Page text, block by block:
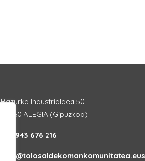
Bazurka Industrialdea 50
20260 ALEGIA (Gipuzkoa)
943 676 216
info@tolosaldekomankomunitatea.eus